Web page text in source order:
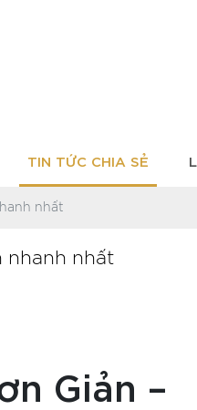
TIN TỨC CHIA SẺ
nhất
nhanh nhất
Giản –